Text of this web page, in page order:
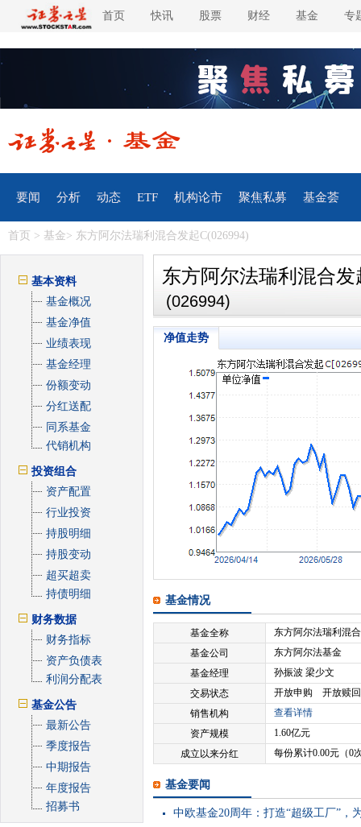
首页 快讯 股票 财经 基金 专
要闻 分析 动态 ETF 机构论市 聚焦私募 基金荟
首页 > 基金> 东方阿尔法瑞利混合发起C(026994)
基本资料
基金概况
基金净值
业绩表现
基金经理
份额变动
分红送配
同系基金
代销机构
投资组合
资产配置
行业投资
持股明细
持股变动
超买超卖
持债明细
财务数据
财务指标
资产负债表
利润分配表
基金公告
最新公告
季度报告
中期报告
年度报告
招募书
东方阿尔法瑞利混合发
(026994)
净值走势
基金情况
基金全称
东方阿尔法瑞利混
基金公司
东方阿尔法基金
基金经理
孙振波 梁少文
交易状态
开放申购 开放赎回
销售机构
查看详情
资产规模
1.60亿元
成立以来分红
每份累计0.00元（0
基金要闻
中欧基金20周年：打造“超级工厂”，